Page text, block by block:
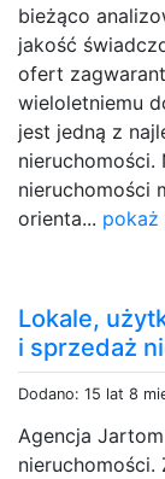
bieżąco
jakość
ofert
wieloletniemu
jest jedną z
nieruchomości.
nieruchomości
orienta... pokaż
Lokale,
i sprzedaż
Dodano: 15 lat 8
Agencja
nieruchomości.